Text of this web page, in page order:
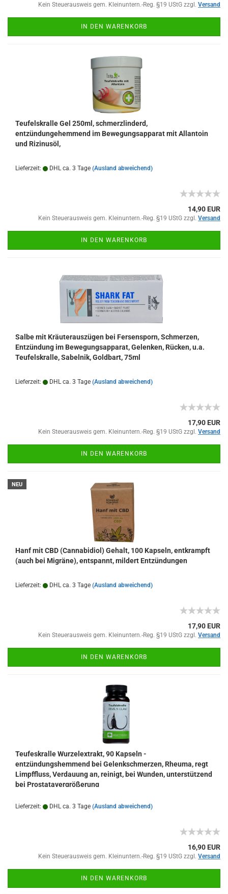
Kein Steuerausweis gem. Kleinuntern.-Reg. §19 UStG zzgl. Versand
IN DEN WARENKORB
Teufelskralle Gel 250ml, schmerzlinderd,
entzündungehemmend im Bewegungsapparat mit Allantoin
und Rizinusöl,
Lieferzeit: DHL ca. 3 Tage (Ausland abweichend)
14,90 EUR
Kein Steuerausweis gem. Kleinuntern.-Reg. §19 UStG zzgl. Versand
IN DEN WARENKORB
Salbe mit Kräuterauszügen bei Fersensporn, Schmerzen,
Entzündung im Bewegungsapparat, Gelenken, Rücken, u.a.
Teufelskralle, Sabelnik, Goldbart, 75ml
Lieferzeit: DHL ca. 3 Tage (Ausland abweichend)
17,90 EUR
Kein Steuerausweis gem. Kleinuntern.-Reg. §19 UStG zzgl. Versand
IN DEN WARENKORB
NEU
Hanf mit CBD (Cannabidiol) Gehalt, 100 Kapseln, entkrampft
(auch bei Migräne), entspannt, mildert Entzündungen
Lieferzeit: DHL ca. 3 Tage (Ausland abweichend)
17,90 EUR
Kein Steuerausweis gem. Kleinuntern.-Reg. §19 UStG zzgl. Versand
IN DEN WARENKORB
Teufeskralle Wurzelextrakt, 90 Kapseln -
entzündungshemmend bei Gelenkschmerzen, Rheuma, regt
Limpffluss, Verdauung an, reinigt, bei Wunden, unterstützend
bei Prostatavergrößerung
Lieferzeit: DHL ca. 3 Tage (Ausland abweichend)
16,90 EUR
Kein Steuerausweis gem. Kleinuntern.-Reg. §19 UStG zzgl. Versand
IN DEN WARENKORB